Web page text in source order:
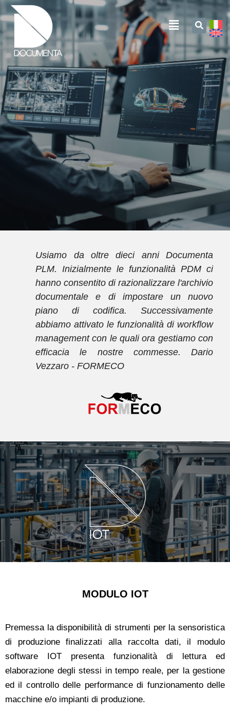
Usiamo da oltre dieci anni Documenta
PLM. Inizialmente le funzionalità PDM ci
hanno consentito di razionalizzare l'archivio
documentale e di impostare un nuovo
piano di codifica. Successivamente
abbiamo attivato le funzionalità di workflow
management con le quali ora gestiamo con
efficacia le nostre commesse. Dario
Vezzaro - FORMECO
MODULO IOT
Premessa la disponibilità di strumenti per la sensoristica
di produzione finalizzati alla raccolta dati, il modulo
software IOT presenta funzionalità di lettura ed
elaborazione degli stessi in tempo reale, per la gestione
ed il controllo delle performance di funzionamento delle
macchine e/o impianti di produzione.